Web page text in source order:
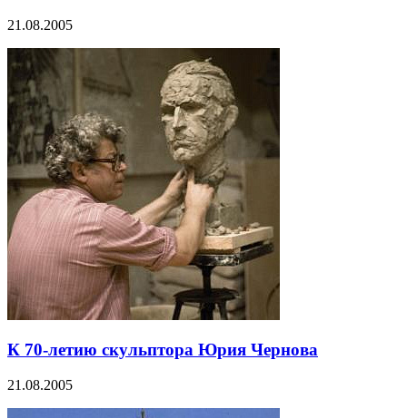
21.08.2005
К 70-летию скульптора Юрия Чернова
21.08.2005